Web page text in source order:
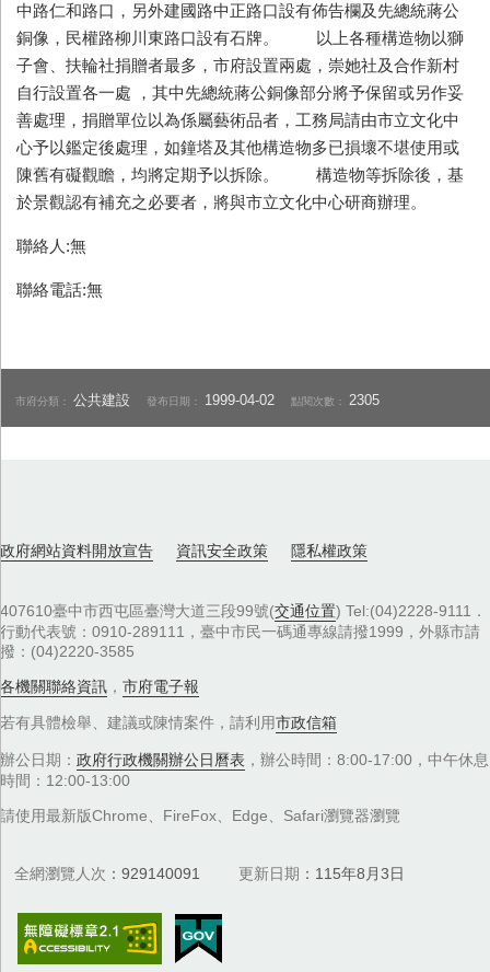
中路仁和路口，另外建國路中正路口設有佈告欄及先總統蔣公
銅像，民權路柳川東路口設有石牌。 以上各種構造物以獅
子會、扶輪社捐贈者最多，市府設置兩處，崇她社及合作新村
自行設置各一處 ，其中先總統蔣公銅像部分將予保留或另作妥
善處理，捐贈單位以為係屬藝術品者，工務局請由市立文化中
心予以鑑定後處理，如鐘塔及其他構造物多已損壞不堪使用或
陳舊有礙觀瞻，均將定期予以拆除。 構造物等拆除後，基
於景觀認有補充之必要者，將與市立文化中心研商辦理。
聯絡人:無
聯絡電話:無
市府分類：公共建設 發布日期： 1999-04-02 點閱次數： 2305
政府網站資料開放宣告 資訊安全政策 隱私權政策
407610臺中市西屯區臺灣大道三段99號(交通位置) Tel:(04)2228-9111．
行動代表號：0910-289111，臺中市民一碼通專線請撥1999，外縣市請
撥：(04)2220-3585
各機關聯絡資訊 ， 市府電子報
若有具體檢舉、建議或陳情案件，請利用市政信箱
辦公日期： 政府行政機關辦公日曆表 ，辦公時間：8:00-17:00，中午休息
時間：12:00-13:00
請使用最新版Chrome、FireFox、Edge、Safari瀏覽器瀏覽
全網瀏覽人次 929140091 更新日期 115年8月3日